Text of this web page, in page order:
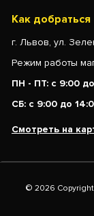
Как добраться
г. Львов, ул.
Режим работы
ПН - ПТ: с 9:00
СБ: с 9:00 до
Смотреть на
© 2026 Copyright